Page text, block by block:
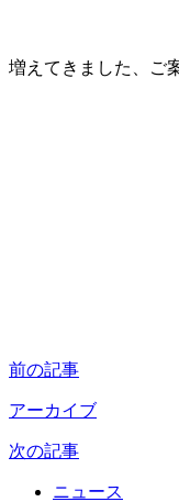
増えてきました、ご
前の記事
アーカイブ
次の記事
ニュース